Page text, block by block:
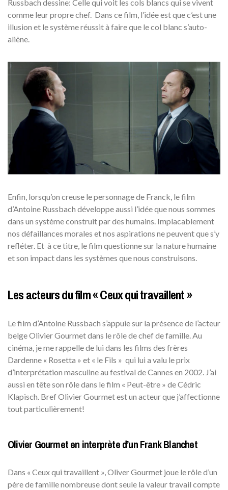
Russbach dessine: Celle qui voit les cols blancs qui se vivent
comme leur propre chef. Dans ce film, l’idée est que c’est une
illusion et le système réussit à faire que le col blanc s’auto-
aliène.
Enfin, lorsqu’on creuse le personnage de Franck, le film
d’Antoine Russbach développe aussi l’idée que nous sommes
dans un système construit par des humains. Implacablement
nos défaillances morales et nos aspirations ne peuvent que s’y
refléter. Et à ce titre, le film questionne sur la nature humaine
et son impact dans les systèmes que nous construisons.
Les acteurs du film « Ceux qui travaillent »
Le film d’Antoine Russbach s’appuie sur la présence de l’acteur
belge Olivier Gourmet dans le rôle de chef de famille. Au
cinéma, je me rappelle de lui dans les films des frères
Dardenne « Rosetta » et « le Fils » qui lui a valu le prix
d’interprétation masculine au festival de Cannes en 2002. J’ai
aussi en tête son rôle dans le film « Peut-être » de Cédric
Klapisch. Bref Olivier Gourmet est un acteur que j’affectionne
tout particulièrement!
Olivier Gourmet en interprète d’un Frank Blanchet
Dans « Ceux qui travaillent », Oliver Gourmet joue le rôle d’un
père de famille nombreuse dont seule la valeur travail compte